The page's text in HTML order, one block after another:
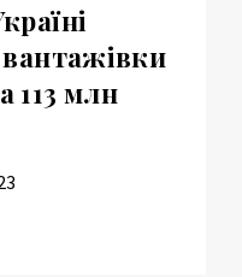
вантажівки
113 млн